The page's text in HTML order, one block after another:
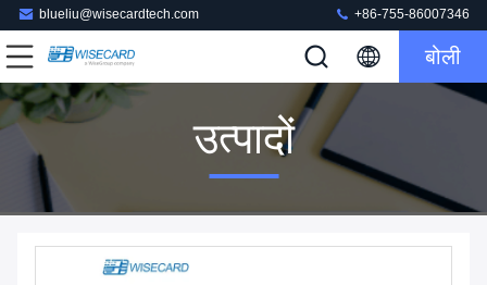
blueliu@wisecardtech.com +86-755-86007346
बोली
उत्पादों